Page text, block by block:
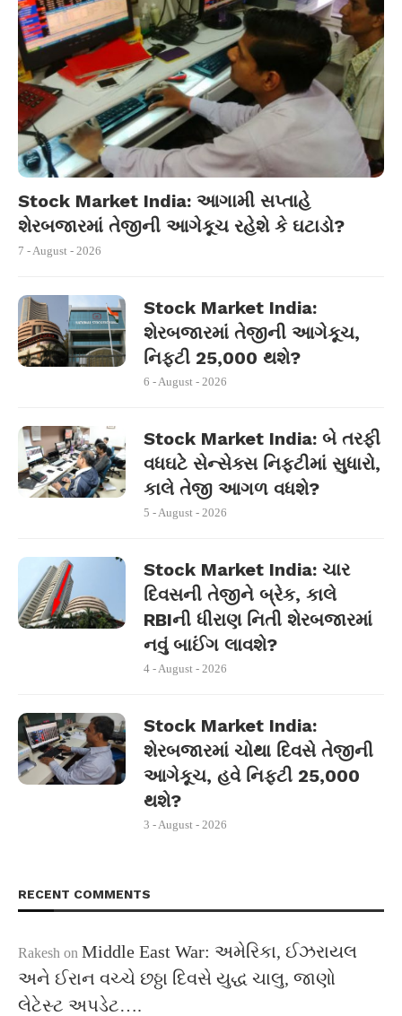
Stock Market India: આગામી સપ્તાહે
શેરબજારમાં તેજીની આગેકૂચ રહેશે કે ઘટાડો?
7 - August - 2026
Stock Market India:
શેરબજારમાં તેજીની આગેકૂચ,
નિફ્ટી 25,000 થશે?
6 - August - 2026
Stock Market India: બે તરફી
વધઘટે સેન્સેક્સ નિફ્ટીમાં સુધારો,
કાલે તેજી આગળ વધશે?
5 - August - 2026
Stock Market India: ચાર
દિવસની તેજીને બ્રેક, કાલે
RBIની ધીરાણ નિતી શેરબજારમાં
નવું બાઈંગ લાવશે?
4 - August - 2026
Stock Market India:
શેરબજારમાં ચોથા દિવસે તેજીની
આગેકૂચ, હવે નિફ્ટી 25,000
થશે?
3 - August - 2026
RECENT COMMENTS
Rakesh on Middle East War: અમેરિકા, ઈઝરાયલ
અને ઈરાન વચ્ચે છઠ્ઠા દિવસે યુદ્ધ ચાલુ, જાણો
લેટેસ્ટ અપડેટ….